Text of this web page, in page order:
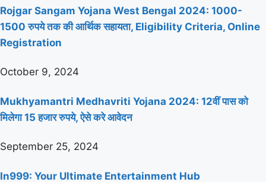
Rojgar Sangam Yojana West Bengal 2024: 1000-
1500 रुपये तक की आर्थिक सहायता, Eligibility Criteria, Online
Registration
October 9, 2024
Mukhyamantri Medhavriti Yojana 2024: 12वीं पास को
मिलेगा 15 हजार रुपये, ऐसे करे आवेदन
September 25, 2024
In999: Your Ultimate Entertainment Hub